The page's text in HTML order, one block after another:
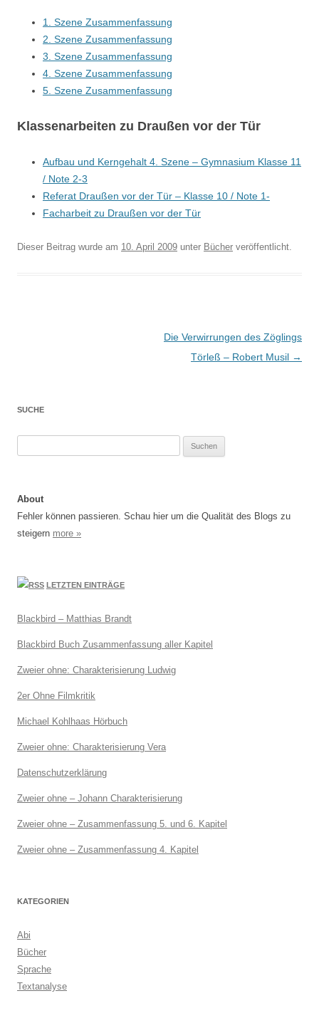
1. Szene Zusammenfassung
2. Szene Zusammenfassung
3. Szene Zusammenfassung
4. Szene Zusammenfassung
5. Szene Zusammenfassung
Klassenarbeiten zu Draußen vor der Tür
Aufbau und Kerngehalt 4. Szene – Gymnasium Klasse 11
/ Note 2-3
Referat Draußen vor der Tür – Klasse 10 / Note 1-
Facharbeit zu Draußen vor der Tür
Dieser Beitrag wurde am 10. April 2009 unter Bücher veröffentlicht.
Die Verwirrungen des Zöglings
Törleß – Robert Musil →
SUCHE
About
Fehler können passieren. Schau hier um die Qualität des Blogs zu
steigern more »
LETZTEN EINTRÄGE
Blackbird – Matthias Brandt
Blackbird Buch Zusammenfassung aller Kapitel
Zweier ohne: Charakterisierung Ludwig
2er Ohne Filmkritik
Michael Kohlhaas Hörbuch
Zweier ohne: Charakterisierung Vera
Datenschutzerklärung
Zweier ohne – Johann Charakterisierung
Zweier ohne – Zusammenfassung 5. und 6. Kapitel
Zweier ohne – Zusammenfassung 4. Kapitel
KATEGORIEN
Abi
Bücher
Sprache
Textanalyse